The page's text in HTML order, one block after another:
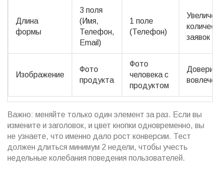
Длина
формы
3 поля
(Имя,
Телефон,
Email)
1 поле
(Телефон)
заявок
Изображение
Фото
продукта
Фото
человека с
продуктом
Доверие
Важно: меняйте только один элемент за раз. Если вы
измените и заголовок, и цвет кнопки одновременно, вы
не узнаете, что именно дало рост конверсии. Тест
должен длиться минимум 2 недели, чтобы учесть
недельные колебания поведения пользователей.